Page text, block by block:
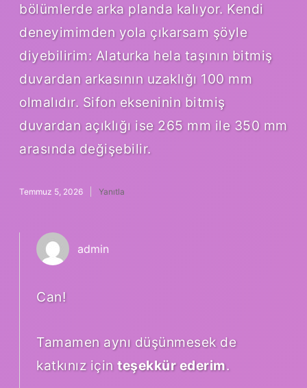
bölümlerde arka planda kalıyor. Kendi
deneyimimden yola çıkarsam şöyle
diyebilirim: Alaturka hela taşının bitmiş
duvardan arkasının uzaklığı 100 mm
olmalıdır. Sifon ekseninin bitmiş
duvardan açıklığı ise 265 mm ile 350 mm
arasında değişebilir.
Temmuz 5, 2026 Yanıtla
admin
Can!
Tamamen aynı düşünmesek de
katkınız için teşekkür ederim.